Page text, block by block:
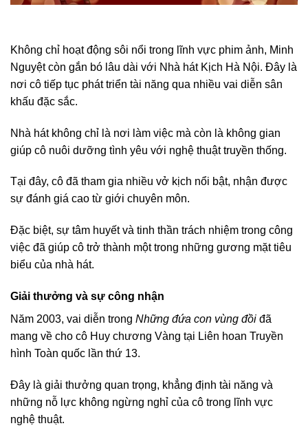
Không chỉ hoạt động sôi nổi trong lĩnh vực phim ảnh, Minh
Nguyệt còn gắn bó lâu dài với Nhà hát Kịch Hà Nội. Đây là
nơi cô tiếp tục phát triển tài năng qua nhiều vai diễn sân
khấu đặc sắc.
Nhà hát không chỉ là nơi làm việc mà còn là không gian
giúp cô nuôi dưỡng tình yêu với nghệ thuật truyền thống.
Tại đây, cô đã tham gia nhiều vở kịch nổi bật, nhận được
sự đánh giá cao từ giới chuyên môn.
Đặc biệt, sự tâm huyết và tinh thần trách nhiệm trong công
việc đã giúp cô trở thành một trong những gương mặt tiêu
biểu của nhà hát.
Giải thưởng và sự công nhận
Năm 2003, vai diễn trong Những đứa con vùng đồi đã
mang về cho cô Huy chương Vàng tại Liên hoan Truyền
hình Toàn quốc lần thứ 13.
Đây là giải thưởng quan trọng, khẳng định tài năng và
những nỗ lực không ngừng nghỉ của cô trong lĩnh vực
nghệ thuật.